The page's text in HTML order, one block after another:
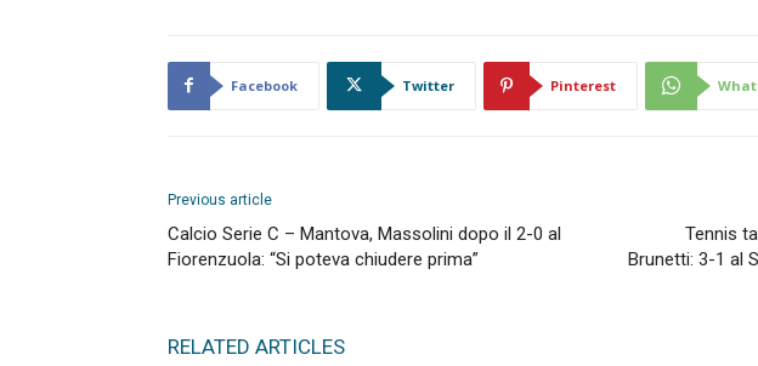
Facebook Twitter Pinterest
Previous article
Calcio Serie C – Mantova, Massolini dopo il 2-0 al
Fiorenzuola: “Si poteva chiudere prima”
Tennis
Brunetti: 3-1 al
RELATED ARTICLES